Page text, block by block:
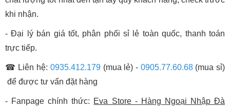
khi nhận.
- Đại lý bán giá tốt, phân phối sỉ lẻ toàn quốc, thanh toán
trực tiếp.
☎ Liên hệ: 0935.412.179(mua lẻ) - 0905.77.60.68(mua sỉ)
để được tư vấn đặt hàng
- Fanpage chính thức: Eva Store - Hàng Ngoại Nhập Đà